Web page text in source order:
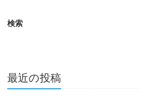
検索
最近の投稿